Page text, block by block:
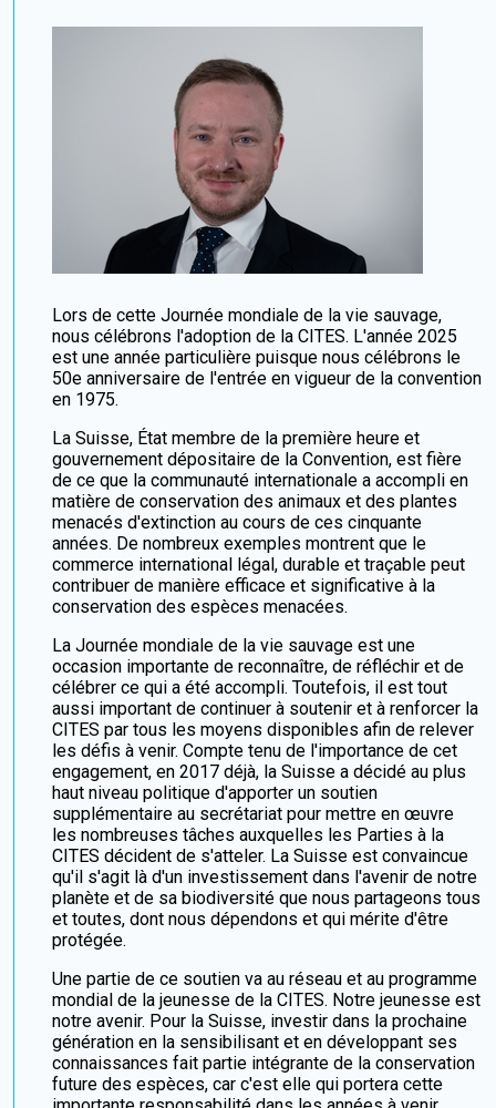
Lors de cette Journée mondiale de la vie sauvage,
nous célébrons l'adoption de la CITES. L'année 2025
est une année particulière puisque nous célébrons le
50e anniversaire de l'entrée en vigueur de la convention
en 1975.
La Suisse, État membre de la première heure et
gouvernement dépositaire de la Convention, est fière
de ce que la communauté internationale a accompli en
matière de conservation des animaux et des plantes
menacés d'extinction au cours de ces cinquante
années. De nombreux exemples montrent que le
commerce international légal, durable et traçable peut
contribuer de manière efficace et significative à la
conservation des espèces menacées.
La Journée mondiale de la vie sauvage est une
occasion importante de reconnaître, de réfléchir et de
célébrer ce qui a été accompli. Toutefois, il est tout
aussi important de continuer à soutenir et à renforcer la
CITES par tous les moyens disponibles afin de relever
les défis à venir. Compte tenu de l'importance de cet
engagement, en 2017 déjà, la Suisse a décidé au plus
haut niveau politique d'apporter un soutien
supplémentaire au secrétariat pour mettre en œuvre
les nombreuses tâches auxquelles les Parties à la
CITES décident de s'atteler. La Suisse est convaincue
qu'il s'agit là d'un investissement dans l'avenir de notre
planète et de sa biodiversité que nous partageons tous
et toutes, dont nous dépendons et qui mérite d'être
protégée.
Une partie de ce soutien va au réseau et au programme
mondial de la jeunesse de la CITES. Notre jeunesse est
notre avenir. Pour la Suisse, investir dans la prochaine
génération en la sensibilisant et en développant ses
connaissances fait partie intégrante de la conservation
future des espèces, car c'est elle qui portera cette